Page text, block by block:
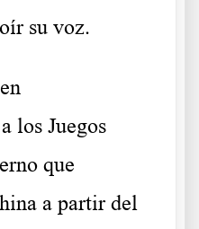
su voz.
los Juegos
que
a partir del